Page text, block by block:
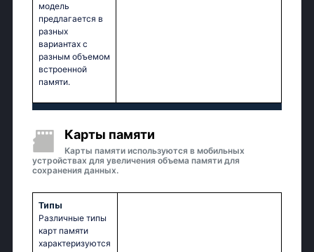
модель
предлагается в
разных
вариантах с
разным объемом
встроенной
памяти.
Карты памяти
Карты памяти используются в мобильных
устройствах для увеличения объема памяти для
сохранения данных.
Типы
Различные типы
карт памяти
характеризуются